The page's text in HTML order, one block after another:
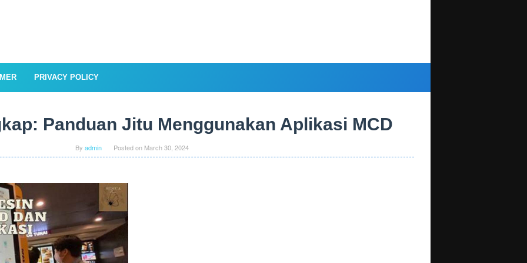
PRIVACY POLICY
Panduan Jitu Menggunakan Aplikasi MCD
By admin Posted on March 30, 2024